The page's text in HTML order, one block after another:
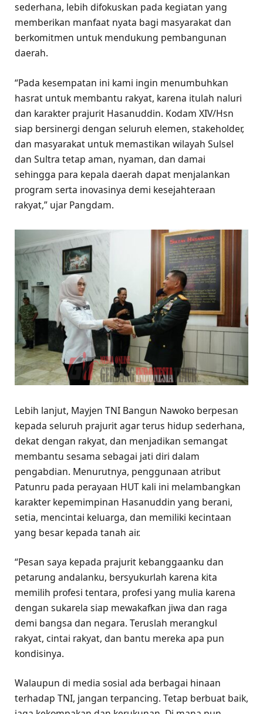
sederhana, lebih difokuskan pada kegiatan yang
memberikan manfaat nyata bagi masyarakat dan
berkomitmen untuk mendukung pembangunan
daerah.
“Pada kesempatan ini kami ingin menumbuhkan
hasrat untuk membantu rakyat, karena itulah naluri
dan karakter prajurit Hasanuddin. Kodam XIV/Hsn
siap bersinergi dengan seluruh elemen, stakeholder,
dan masyarakat untuk memastikan wilayah Sulsel
dan Sultra tetap aman, nyaman, dan damai
sehingga para kepala daerah dapat menjalankan
program serta inovasinya demi kesejahteraan
rakyat,” ujar Pangdam.
Lebih lanjut, Mayjen TNI Bangun Nawoko berpesan
kepada seluruh prajurit agar terus hidup sederhana,
dekat dengan rakyat, dan menjadikan semangat
membantu sesama sebagai jati diri dalam
pengabdian. Menurutnya, penggunaan atribut
Patunru pada perayaan HUT kali ini melambangkan
karakter kepemimpinan Hasanuddin yang berani,
setia, mencintai keluarga, dan memiliki kecintaan
yang besar kepada tanah air.
“Pesan saya kepada prajurit kebanggaanku dan
petarung andalanku, bersyukurlah karena kita
memilih profesi tentara, profesi yang mulia karena
dengan sukarela siap mewakafkan jiwa dan raga
demi bangsa dan negara. Teruslah merangkul
rakyat, cintai rakyat, dan bantu mereka apa pun
kondisinya.
Walaupun di media sosial ada berbagai hinaan
terhadap TNI, jangan terpancing. Tetap berbuat baik,